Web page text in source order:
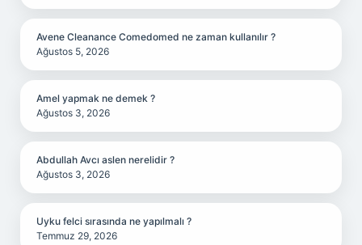
Avene Cleanance Comedomed ne zaman kullanılır ?
Ağustos 5, 2026
Amel yapmak ne demek ?
Ağustos 3, 2026
Abdullah Avcı aslen nerelidir ?
Ağustos 3, 2026
Uyku felci sırasında ne yapılmalı ?
Temmuz 29, 2026